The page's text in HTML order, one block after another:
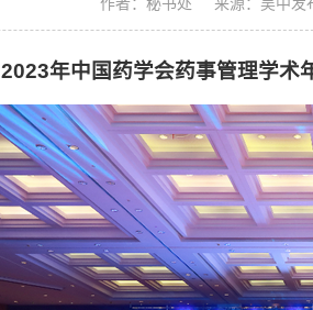
2023年中国药学会药事管理学术